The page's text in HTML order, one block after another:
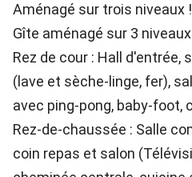
Aménagé sur trois niveaux
Gîte aménagé sur 3 niveaux
Rez de cour : Hall d'entrée,
(lave et sèche-linge, fer),
avec ping-pong, baby-foot,
Rez-de-chaussée : Salle
coin repas et salon